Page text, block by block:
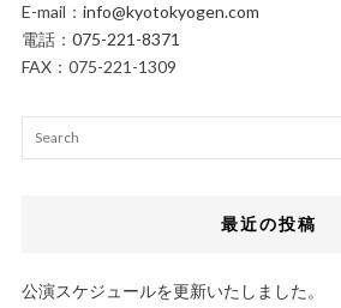
E-mail： info@kyotokyogen.com
電話： 075-221-8371
FAX：075-221-1309
最近の投稿
公演スケジュールを更新いたしました。